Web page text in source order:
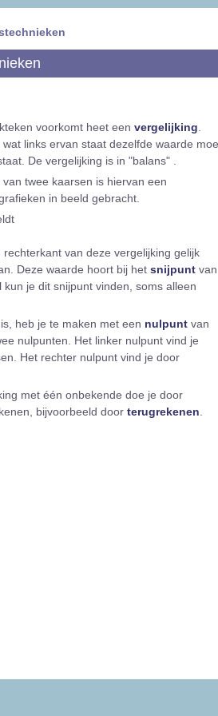
voorkomt heet een vergelijking
links ervan staat dezelfde waarde
De vergelijking is in "balans" .
twee kaarsen is hiervan een
in beeld gebracht.
rechterkant van deze vergelijking gelijk
Deze waarde hoort bij het snijpunt van
je dit snijpunt vinden, soms alleen
is, heb je te maken met een nulpunt van
nulpunten. Het linker nulpunt vind je
Het rechter nulpunt vind je door
met één onbekende doe je door
bijvoorbeeld door terugrekenen